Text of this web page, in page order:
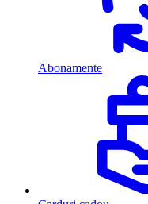
Abonamente